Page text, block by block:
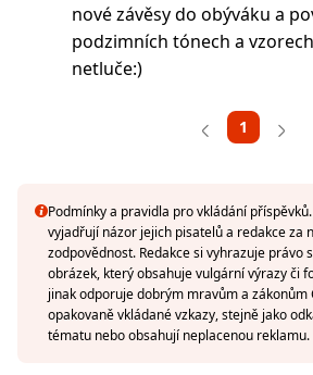
nové závěsy do obýváku a
podzimních tónech a
netluče:)
1
Podmínky a pravidla pro vkládání
vyjadřují názor jejich pisatelů a redakce za
zodpovědnost. Redakce si vyhrazuje právo
obrázek, který obsahuje vulgární výrazy či
jinak odporuje dobrým mravům a zákonům
opakovaně vkládané vzkazy, stejně jako
tématu nebo obsahují neplacenou reklamu.